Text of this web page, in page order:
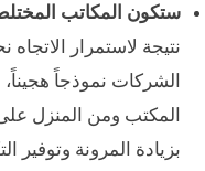
ستكون المكاتب
نتيجة لاستمرار
الشركات نموذجاً
المكتب ومن المنزل
بزيادة المرونة